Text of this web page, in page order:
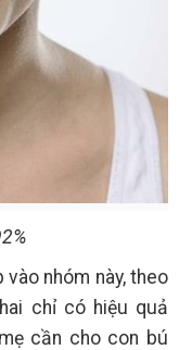
nhóm này, theo
chỉ có hiệu quả
cần cho con bú